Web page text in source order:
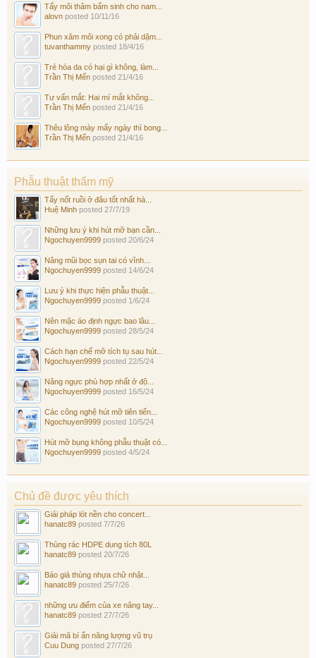
Tẩy môi thâm bẩm sinh cho nam...
alovn posted 10/11/16
Phun xăm môi xong có phải dặm...
tuvanthammy posted 18/4/16
Trẻ hóa da có hại gì không, làm...
Trần Thị Mến posted 21/4/16
Tư vấn mắt: Hai mí mắt không...
Trần Thị Mến posted 21/4/16
Thêu lông mày mấy ngày thì bong...
Trần Thị Mến posted 21/4/16
Phẫu thuật thẩm mỹ
Tẩy nốt ruồi ở đâu tốt nhất hà...
Huệ Minh posted 27/7/19
Những lưu ý khi hút mỡ bạn cần...
Ngochuyen9999 posted 20/6/24
Nâng mũi bọc sụn tai có vĩnh...
Ngochuyen9999 posted 14/6/24
Lưu ý khi thực hiện phẫu thuật...
Ngochuyen9999 posted 1/6/24
Nên mặc áo định ngực bao lâu...
Ngochuyen9999 posted 28/5/24
Cách hạn chế mỡ tích tụ sau hút...
Ngochuyen9999 posted 22/5/24
Nâng ngực phù hợp nhất ở độ...
Ngochuyen9999 posted 16/5/24
Các công nghệ hút mỡ tiên tiến...
Ngochuyen9999 posted 10/5/24
Hút mỡ bụng không phẫu thuật có...
Ngochuyen9999 posted 4/5/24
Chủ đề được yêu thích
Giải pháp lót nền cho concert...
hanatc89 posted 7/7/26
Thùng rác HDPE dung tích 80L
hanatc89 posted 20/7/26
Báo giá thùng nhựa chữ nhật...
hanatc89 posted 25/7/26
những ưu điểm của xe nâng tay...
hanatc89 posted 27/7/26
Giải mã bí ẩn năng lượng vũ trụ
Cuu Dung posted 27/7/26